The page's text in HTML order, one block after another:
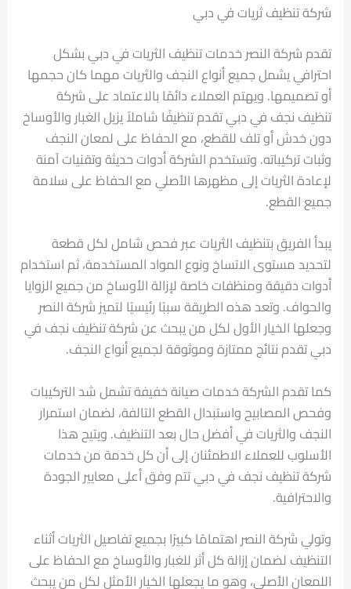
شركة تنظيف ثريات في دبي
تقدم شركة النصر خدمات تنظيف الثريات في دبي بشكل
احترافي يشمل جميع أنواع النجف والثريات مهما كان حجمها
أو تصميمها. ويهتم العملاء دائمًا بالاعتماد على شركة
تنظيف نجف في دبي تقدم تنظيفًا شاملاً يزيل الغبار والأوساخ
دون خدش أو تلف للقطع، مع الحفاظ على لمعان النجف
وثبات تركيباته. وتستخدم الشركة أدوات حديثة وتقنيات آمنة
لإعادة الثريات إلى مظهرها الأصلي مع الحفاظ على سلامة
جميع القطع.
يبدأ الفريق بتنظيف الثريات عبر فحص شامل لكل قطعة
لتحديد مستوى الاتساخ ونوع المواد المستخدمة، ثم استخدام
أدوات دقيقة ومنظفات خاصة لإزالة الأوساخ من جميع الزوايا
والحواف. وتعد هذه الطريقة سببًا رئيسيًا لتميز شركة النصر
وجعلها الخيار الأول لكل من يبحث عن شركة تنظيف نجف في
دبي تقدم نتائج ممتازة وموثوقة لجميع أنواع النجف.
كما تقدم الشركة خدمات صيانة خفيفة تشمل شد التركيبات
وفحص المصابيح واستبدال القطع التالفة، لضمان استمرار
النجف والثريات في أفضل حال بعد التنظيف. ويتيح هذا
الأسلوب للعملاء الاطمئنان إلى أن كل خدمة من خدمات
شركة تنظيف نجف في دبي تتم وفق أعلى معايير الجودة
والاحترافية.
وتولي شركة النصر اهتمامًا كبيرًا بجميع تفاصيل الثريات أثناء
التنظيف لضمان إزالة كل أثر للغبار والأوساخ مع الحفاظ على
اللمعان الأصلي، وهو ما يجعلها الخيار الأمثل لكل من يبحث